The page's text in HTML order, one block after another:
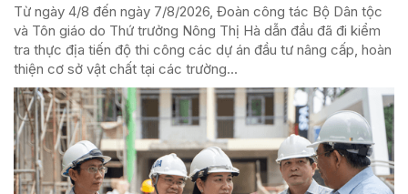
Từ ngày 4/8 đến ngày 7/8/2026, Đoàn công tác Bộ Dân tộc
và Tôn giáo do Thứ trưởng Nông Thị Hà dẫn đầu đã đi kiểm
tra thực địa tiến độ thi công các dự án đầu tư nâng cấp, hoàn
thiện cơ sở vật chất tại các trường...